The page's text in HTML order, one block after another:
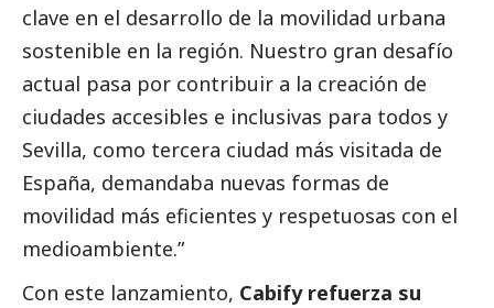
clave en el desarrollo de la movilidad urbana
sostenible en la región. Nuestro gran desafío
actual pasa por contribuir a la creación de
ciudades accesibles e inclusivas para todos y
Sevilla, como tercera ciudad más visitada de
España, demandaba nuevas formas de
movilidad más eficientes y respetuosas con el
medioambiente.”
Con este lanzamiento, Cabify refuerza su